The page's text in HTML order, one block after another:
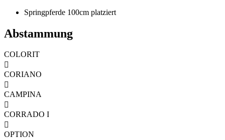
Springpferde 100cm platziert
Abstammung
COLORIT

CORIANO

CAMPINA

CORRADO I

OPTION